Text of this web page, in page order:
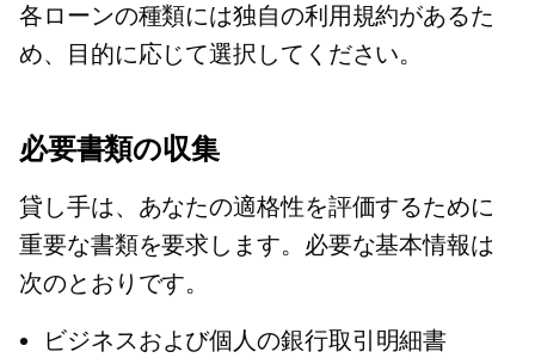
各ローンの種類には独自の利用規約があるた
め、目的に応じて選択してください。
必要書類の収集
貸し手は、あなたの適格性を評価するために
重要な書類を要求します。必要な基本情報は
次のとおりです。
ビジネスおよび個人の銀行取引明細書